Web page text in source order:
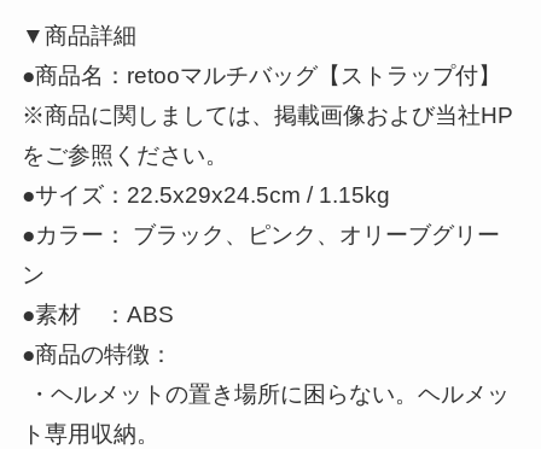
▼商品詳細
●商品名：retooマルチバッグ【ストラップ付】
※商品に関しましては、掲載画像および当社HP
をご参照ください。
●サイズ：22.5x29x24.5cm / 1.15kg
●カラー： ブラック、ピンク、オリーブグリー
ン
●素材 ：ABS
●商品の特徴：
・ヘルメットの置き場所に困らない。ヘルメッ
ト専用収納。